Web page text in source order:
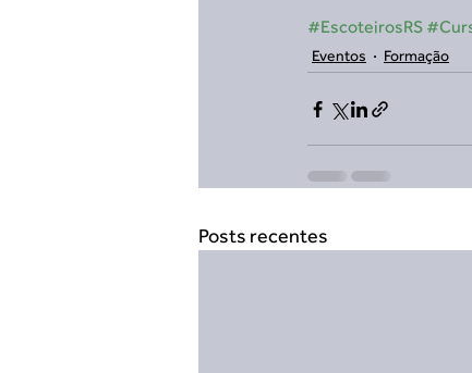
#EscoteirosRS
Eventos Formação
Posts recentes